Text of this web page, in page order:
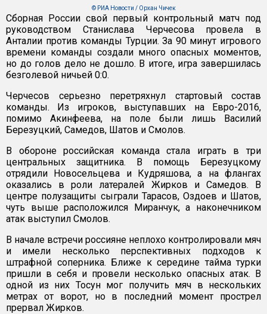
© РИА Новости / Орхан Чичек
Сборная России свой первый контрольный матч под
руководством Станислава Черчесова провела в
Анталии против команды Турции. За 90 минут игрового
времени команды создали много опасных моментов,
но до голов дело не дошло. В итоге, игра завершилась
безголевой ничьей 0:0.
Черчесов серьезно перетряхнул стартовый состав
команды. Из игроков, выступавших на Евро-2016,
помимо Акинфеева, на поле были лишь Василий
Березуцкий, Самедов, Шатов и Смолов.
В обороне российская команда стала играть в три
центральных защитника. В помощь Березуцкому
отрядили Новосельцева и Кудряшова, а на флангах
оказались в роли латералей Жирков и Самедов. В
центре полузащиты сыграли Тарасов, Оздоев и Шатов,
чуть выше расположился Миранчук, а наконечником
атак выступил Смолов.
В начале встречи россияне неплохо контролировали мяч
и имели несколько перспективных подходов к
штрафной соперника. Ближе к середине тайма турки
пришли в себя и провели несколько опасных атак. В
одной из них Тосун мог получить мяч в нескольких
метрах от ворот, но в последний момент прострел
прервал Жирков.